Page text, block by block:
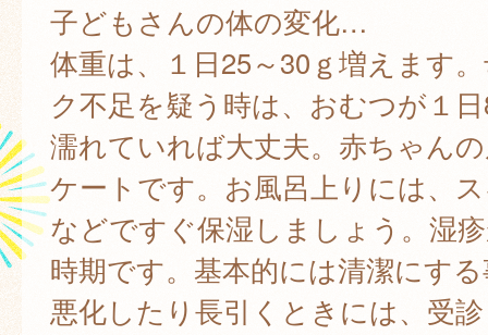
子どもさんの体の変化…
体重は、１日25～30ｇ増えます
ク不足を疑う時は、おむつが１
濡れていれば大丈夫。赤ちゃん
ケートです。お風呂上りには、
などですぐ保湿しましょう。湿
時期です。基本的には清潔にす
悪化したり長引くときには、受